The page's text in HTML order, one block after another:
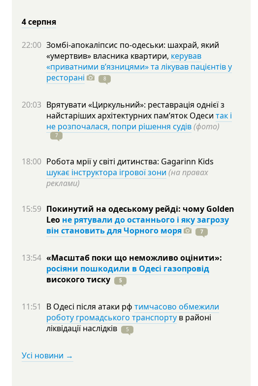
4 серпня
22:00 Зомбі-апокаліпсис по-одеськи: шахрай, який
«умертвив» власника квартири, керував
«приватними в’язницями» та лікував пацієнтів у
ресторані
8
20:03 Врятувати «Циркульний»: реставрація однієї з
найстаріших архітектурних пам’яток Одеси так і
не розпочалася, попри рішення судів(фото)
7
18:00 Робота мрії у світі дитинства: Gagarinn Kids
шукає інструктора ігрової зони (на правах
реклами)
15:59 Покинутий на одеському рейді: чому Golden
Leo не рятували до останнього і яку загрозу
він становить для Чорного моря
7
13:54 «Масштаб поки що неможливо оцінити»:
росіяни пошкодили в Одесі газопровід
високоготиску 5
11:51 В Одесі після атаки рф тимчасово обмежили
роботу громадського транспорту в районі
ліквідаціїнаслідків 5
Усі новини →